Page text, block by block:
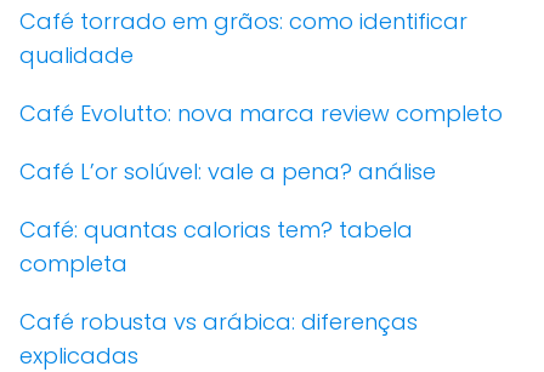
Café torrado em grãos: como identificar
qualidade
Café Evolutto: nova marca review completo
Café L’or solúvel: vale a pena? análise
Café: quantas calorias tem? tabela
completa
Café robusta vs arábica: diferenças
explicadas